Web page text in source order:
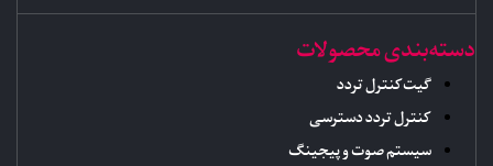
دسته‌بندی محصولات
گیت کنترل تردد
کنترل تردد دسترسی
سیستم صوت و پیجینگ